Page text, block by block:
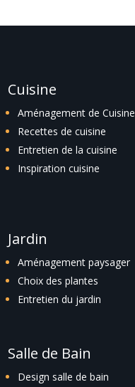
Cuisine
Aménagement de Cuisine
Recettes de cuisine
Entretien de la cuisine
Inspiration cuisine
Jardin
Aménagement paysager
Choix des plantes
Entretien du jardin
Salle de Bain
Design salle de bain